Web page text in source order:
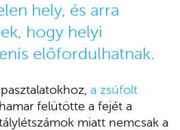
hely, és arra
hogy helyi
előfordulhatnak.
a zsúfolt
felütötte a fejét a
miatt nemcsak a